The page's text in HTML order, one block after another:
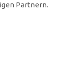
Partnern.